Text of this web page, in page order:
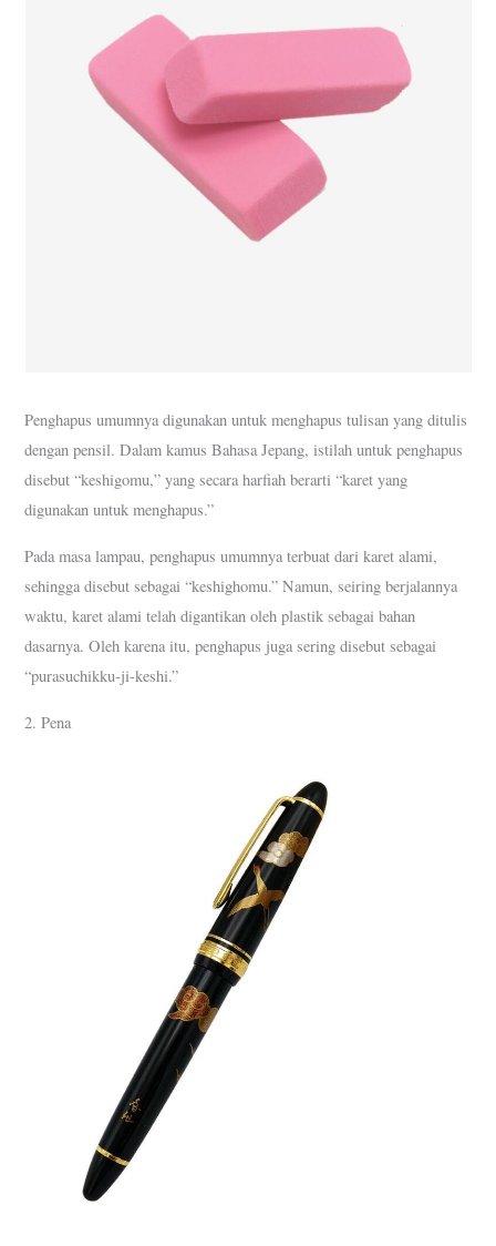
Penghapus umumnya digunakan untuk menghapus tulisan yang ditulis
dengan pensil. Dalam kamus Bahasa Jepang, istilah untuk penghapus
disebut “keshigomu,” yang secara harfiah berarti “karet yang
digunakan untuk menghapus.”
Pada masa lampau, penghapus umumnya terbuat dari karet alami,
sehingga disebut sebagai “keshighomu.” Namun, seiring berjalannya
waktu, karet alami telah digantikan oleh plastik sebagai bahan
dasarnya. Oleh karena itu, penghapus juga sering disebut sebagai
“purasuchikku-ji-keshi.”
2. Pena